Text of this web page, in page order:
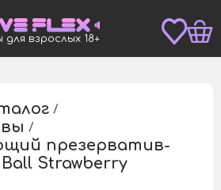
для взрослых 18+
/
/
презерватив-
Strawberry